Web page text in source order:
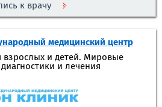
к врачу
медицинский центр
взрослых и детей. Мировые
и лечения